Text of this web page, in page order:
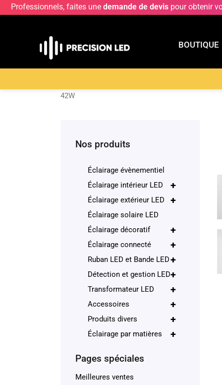
Professionnels, faites une demande de devis pour obtenir
BOUTIQUE
42W
Nos produits
Éclairage évènementiel
+
Éclairage intérieur LED
+
Éclairage extérieur LED
Éclairage solaire LED
+
Éclairage décoratif
+
Éclairage connecté
+
Ruban LED et Bande LED
+
Détection et gestion LED
+
Transformateur LED
+
Accessoires
+
Produits divers
+
Éclairage par matières
Pages spéciales
Meilleures ventes